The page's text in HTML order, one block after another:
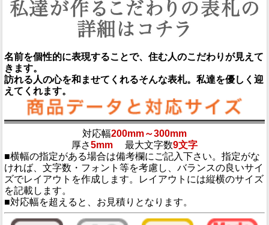
名前を個性的に表現することで、住む人のこだわりが見えて
きます。
訪れる人の心を和ませてくれるそんな表札。私達を優しく迎
えてくれます。
対応幅200mm～300mm
厚さ5mm 最大文字数9文字
■横幅の指定がある場合は備考欄にご記入下さい。指定がな
ければ、文字数・フォント等を考慮し、バランスの良いサイ
ズでレイアウトを作成します。レイアウトには縦横のサイズ
を記載します。
■対応幅を超えると、お見積りとなります。